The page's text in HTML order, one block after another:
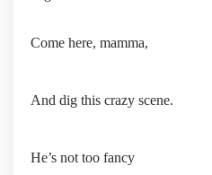
Come here, mamma,
And dig this crazy scene.
He’s not too fancy